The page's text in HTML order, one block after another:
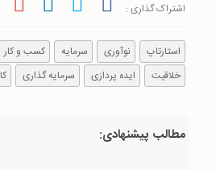
اشتراک گذاری :
استارتاپ نوآوری سرمایه کسب و کار
خلاقیت
ایده پردازی سرمایه گذاری
مطالب پیشنهادی: